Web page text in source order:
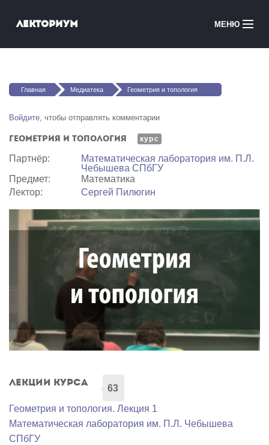
Лекториум МЕНЮ
Медиатека
Вы здесь
Главная Медиатека Геометрия и топология
Войдите, чтобы отправлять комментарии
Геометрия и топология курс
Партнёр:
Математичеcкая лаборатория им. П.Л.
Чебышева СПбГУ
Предмет:
Математика
Лектор:
Сергей Пилюгин
Лекции курса
63
Геометрия и топология. Лекция 1
Математичеcкая лаборатория им. П.Л. Чебышева
СПбГУ